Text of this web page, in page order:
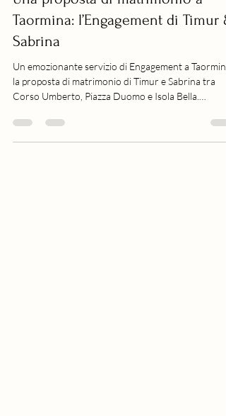
Prewedding - Engagement
Una proposta di matrimonio a
Sabrina
Un emozionante servizio di Engagement a
Corso Umberto, Piazza Duomo e Isola Bella.
Emozioni vere, ricordi indimenticabili.